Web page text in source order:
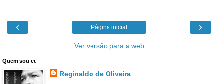
‹ ›
Página inicial
Ver versão para a web
Quem sou eu
Reginaldo de Oliveira